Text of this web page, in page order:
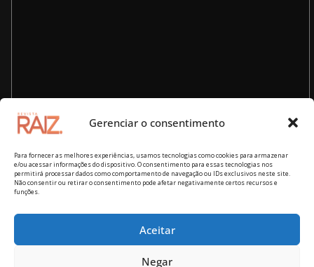
Gerenciar o consentimento
Para fornecer as melhores experiências, usamos tecnologias como cookies para armazenar
e/ou acessar informações do dispositivo. O consentimento para essas tecnologias nos
permitirá processar dados como comportamento de navegação ou IDs exclusivos neste site.
Não consentir ou retirar o consentimento pode afetar negativamente certos recursos e
funções.
Aceitar
Negar